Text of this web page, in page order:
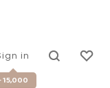
in
15,000